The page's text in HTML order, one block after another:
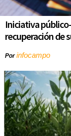
Iniciativa
recuperación de
Porinfocampo